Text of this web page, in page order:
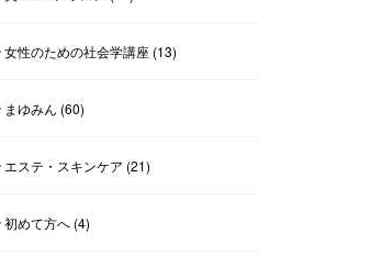
女性のための社会学講座(13)
まゆみん (60)
エステ・スキンケア (21)
初めて方へ(4)